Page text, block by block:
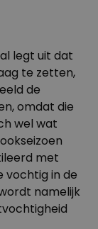
legt uit dat
te zetten,
de
omdat die
wel wat
met
vochtig in de
namelijk